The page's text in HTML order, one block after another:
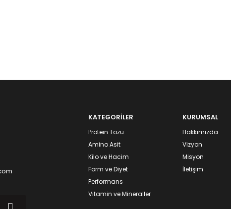
KATEGORİLER
Protein Tozu
Amino Asit
Kilo ve Hacim
Form ve Diyet
Performans
Vitamin ve Mineraller
KURUMSAL
Hakkımızda
Vizyon
Misyon
İletişim